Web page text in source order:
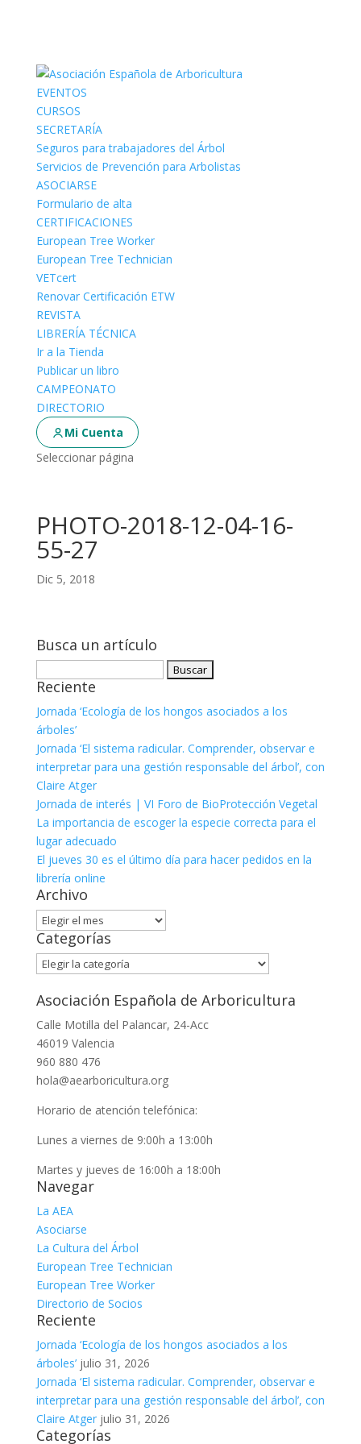
EVENTOS
CURSOS
SECRETARÍA
Seguros para trabajadores del Árbol
Servicios de Prevención para Arbolistas
ASOCIARSE
Formulario de alta
CERTIFICACIONES
European Tree Worker
European Tree Technician
VETcert
Renovar Certificación ETW
REVISTA
LIBRERÍA TÉCNICA
Ir a la Tienda
Publicar un libro
CAMPEONATO
DIRECTORIO
Mi Cuenta
Seleccionar página
PHOTO-2018-12-04-16-
55-27
Dic 5, 2018
Busca un artículo
Reciente
Jornada ‘Ecología de los hongos asociados a los
árboles’
Jornada ‘El sistema radicular. Comprender, observar e
interpretar para una gestión responsable del árbol’, con
Claire Atger
Jornada de interés | VI Foro de BioProtección Vegetal
La importancia de escoger la especie correcta para el
lugar adecuado
El jueves 30 es el último día para hacer pedidos en la
librería online
Archivo
Archivo
Categorías
Categorías
Asociación Española de Arboricultura
Calle Motilla del Palancar, 24-Acc
46019 Valencia
960 880 476
hola@aearboricultura.org
Horario de atención telefónica:
Lunes a viernes de 9:00h a 13:00h
Martes y jueves de 16:00h a 18:00h
Navegar
La AEA
Asociarse
La Cultura del Árbol
European Tree Technician
European Tree Worker
Directorio de Socios
Reciente
Jornada ‘Ecología de los hongos asociados a los
árboles’ julio 31, 2026
Jornada ‘El sistema radicular. Comprender, observar e
interpretar para una gestión responsable del árbol’, con
Claire Atger julio 31, 2026
Categorías